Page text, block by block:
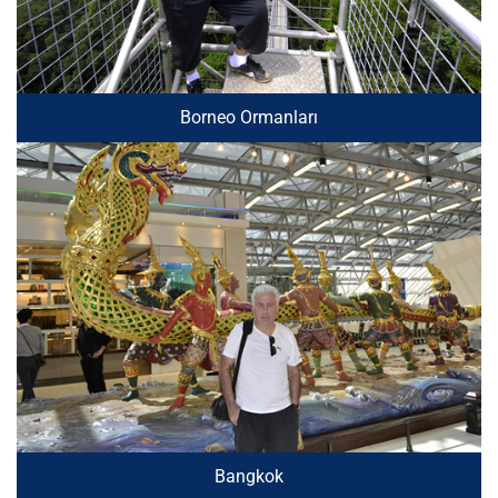
Borneo Ormanları
Bangkok